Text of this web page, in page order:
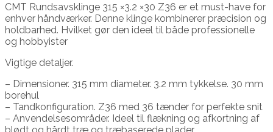
CMT Rundsavsklinge 315 ×3.2 ×30 Z36 er et must-have for
enhver håndværker. Denne klinge kombinerer præcision og
holdbarhed. Hvilket gør den ideel til både professionelle
og hobbyister
Vigtige detaljer.
– Dimensioner. 315 mm diameter. 3.2 mm tykkelse. 30 mm
borehul
– Tandkonfiguration. Z36 med 36 tænder for perfekte snit
– Anvendelsesområder. Ideel til flækning og afkortning af